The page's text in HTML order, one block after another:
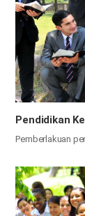
Pendidikan
​Pemberlakuan